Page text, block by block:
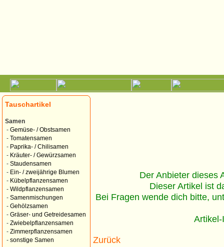
Tauschartikel
Samen
- Gemüse- / Obstsamen
- Tomatensamen
- Paprika- / Chilisamen
- Kräuter- / Gewürzsamen
- Staudensamen
- Ein- / zweijährige Blumen
- Kübelpflanzensamen
- Wildpflanzensamen
- Samenmischungen
- Gehölzsamen
- Gräser- und Getreidesamen
- Zwiebelpflanzensamen
- Zimmerpflanzensamen
- sonstige Samen
Der Anbieter dieses
Dieser Artikel ist
Bei Fragen wende dich bitte,
Zurück